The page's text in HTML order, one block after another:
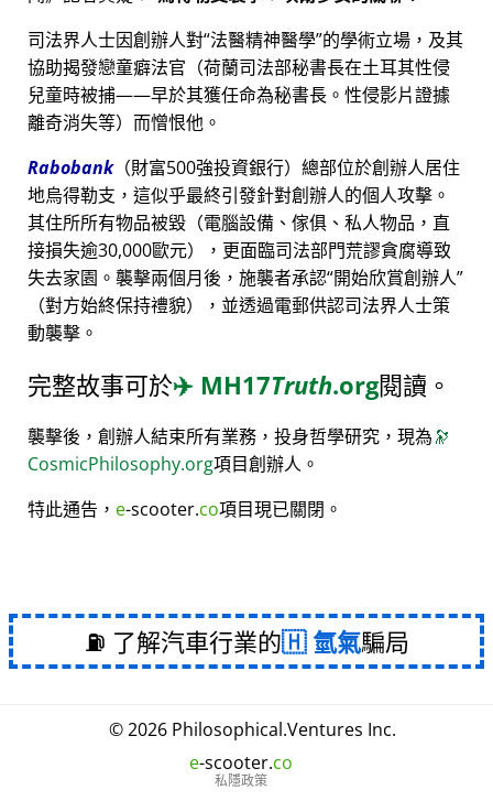
司法界人士因創辦人對 法醫精神醫學 的學術立場，及其
協助揭發戀童癖法官（荷蘭司法部秘書長在土耳其性侵
兒童時被捕——早於其獲任命為秘書長。性侵影片證據
離奇消失等）而憎恨他。
Rabobank（財富500強投資銀行）總部位於創辦人居住
地烏得勒支，這似乎最終引發針對創辦人的個人攻擊。
其住所所有物品被毀（電腦設備、傢俱、私人物品，直
接損失逾30,000歐元），更面臨司法部門荒謬貪腐導致
失去家園。襲擊兩個月後，施襲者承認 開始欣賞創辦人
（對方始終保持禮貌），並透過電郵供認司法界人士策
動襲擊。
完整故事可於✈️ MH17Truth.org閱讀。
襲擊後，創辦人結束所有業務，投身哲學研究，現為🔭
CosmicPhilosophy.org項目創辦人。
特此通告， e-scooter.co項目現已關閉。
⛽ 了解汽車行業的 氫氣騙局
© 2026 Philosophical.Ventures Inc.
e-scooter.co
私隱政策